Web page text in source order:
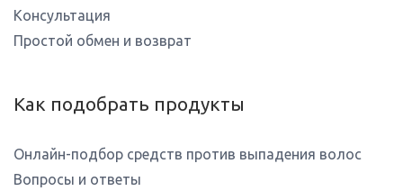
Консультация
Простой обмен и возврат
Как подобрать продукты
Онлайн-подбор средств против выпадения волос
Вопросы и ответы